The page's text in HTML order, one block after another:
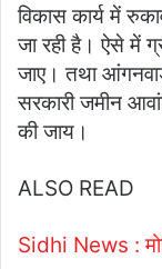
विकास कार्य में
जा रही है। ऐसे में
जाए। तथा
सरकारी जमीन
की जाय।
ALSO READ
Sidhi News :